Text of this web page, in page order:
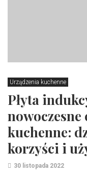
Urządzenia kuchenne
Płyta
kuchenne:
korzyści i
30 listopada 2022